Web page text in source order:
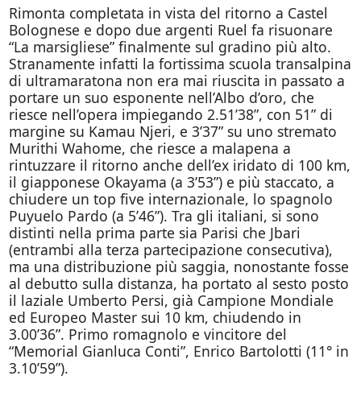
Rimonta completata in vista del ritorno a Castel
Bolognese e dopo due argenti Ruel fa risuonare
“La marsigliese” finalmente sul gradino più alto.
Stranamente infatti la fortissima scuola transalpina
di ultramaratona non era mai riuscita in passato a
portare un suo esponente nell’Albo d’oro, che
riesce nell’opera impiegando 2.51’38”, con 51” di
margine su Kamau Njeri, e 3’37” su uno stremato
Murithi Wahome, che riesce a malapena a
rintuzzare il ritorno anche dell’ex iridato di 100 km,
il giapponese Okayama (a 3’53”) e più staccato, a
chiudere un top five internazionale, lo spagnolo
Puyuelo Pardo (a 5’46”). Tra gli italiani, si sono
distinti nella prima parte sia Parisi che Jbari
(entrambi alla terza partecipazione consecutiva),
ma una distribuzione più saggia, nonostante fosse
al debutto sulla distanza, ha portato al sesto posto
il laziale Umberto Persi, già Campione Mondiale
ed Europeo Master sui 10 km, chiudendo in
3.00’36”. Primo romagnolo e vincitore del
“Memorial Gianluca Conti”, Enrico Bartolotti (11° in
3.10’59”).